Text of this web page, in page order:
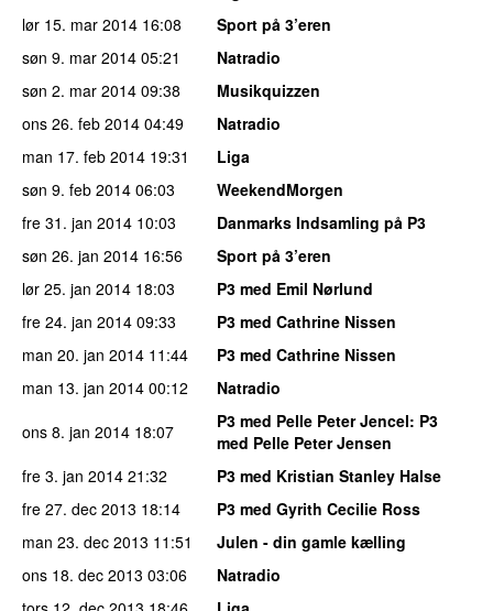
lør 15. mar 2014 16:08
Sport på 3’eren
søn 9. mar 2014 05:21
Natradio
søn 2. mar 2014 09:38
Musikquizzen
ons 26. feb 2014 04:49
Natradio
man 17. feb 2014 19:31
Liga
søn 9. feb 2014 06:03
WeekendMorgen
fre 31. jan 2014 10:03
Danmarks Indsamling på P3
søn 26. jan 2014 16:56
Sport på 3’eren
lør 25. jan 2014 18:03
P3 med Emil Nørlund
fre 24. jan 2014 09:33
P3 med Cathrine Nissen
man 20. jan 2014 11:44
P3 med Cathrine Nissen
man 13. jan 2014 00:12
Natradio
ons 8. jan 2014 18:07 P3 med Pelle Peter Jencel: P3
med Pelle Peter Jensen
fre 3. jan 2014 21:32
P3 med Kristian Stanley Halse
fre 27. dec 2013 18:14
P3 med Gyrith Cecilie Ross
man 23. dec 2013 11:51
Julen - din gamle kælling
ons 18. dec 2013 03:06
Natradio